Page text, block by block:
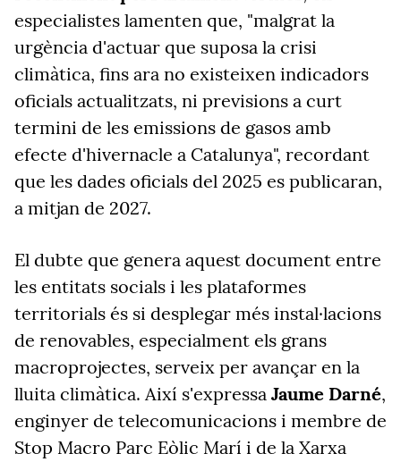
especialistes lamenten que, "malgrat la
urgència d'actuar que suposa la crisi
climàtica, fins ara no existeixen indicadors
oficials actualitzats, ni previsions a curt
termini de les emissions de gasos amb
efecte d'hivernacle a Catalunya", recordant
que les dades oficials del 2025 es publicaran,
a mitjan de 2027.
El dubte que genera aquest document entre
les entitats socials i les plataformes
territorials és si desplegar més instal·lacions
de renovables, especialment els grans
macroprojectes, serveix per avançar en la
lluita climàtica. Així s'expressa Jaume Darné,
enginyer de telecomunicacions i membre de
Stop Macro Parc Eòlic Marí i de la Xarxa